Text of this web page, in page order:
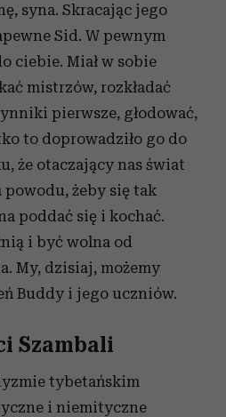
syna. Skracając jego
Sid. W pewnym
ciebie. Miał w sobie
mistrzów, rozkładać
pierwsze, głodować,
to doprowadziło go do
że otaczający nas świat
powodu, żeby się tak
poddać się i kochać.
i być wolna od
My, dzisiaj, możemy
Buddy i jego uczniów.
Szambali
tybetańskim
i niemityczne